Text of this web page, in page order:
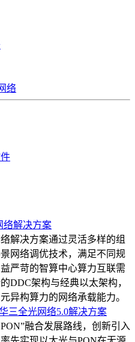
络
络解决方案
解决方案通过灵活多样的组
网络调优技术，满足不同规
严苛的智算中心算力互联需
DDC架构与经典以太架构，
异构算力的网络承载能力。
三全光网络5.0解决方案
融合发展路线，创新引入